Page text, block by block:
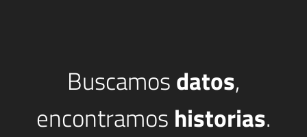
Buscamosdatos,
encontramos historias.